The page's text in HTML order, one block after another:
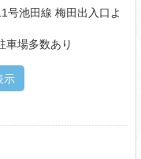
号池田線 梅田出入口よ
車場多数あり
示